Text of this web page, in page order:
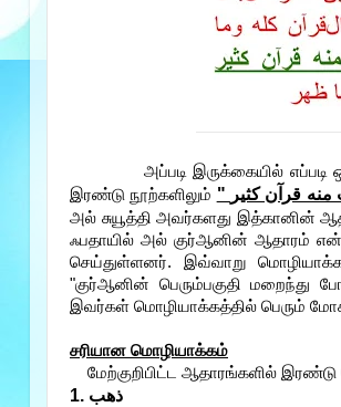
அப்படி இருக்கையில்
இரண்டு நூற்களிலும்
அல் சுயூத்தி அவர்களது இத்கானின்
ஃபதாயில் அல் குர்ஆனின் ஆதாரம் என்று
செய்துள்ளனர். இவ்வாறு
"குர்ஆனின் பெரும்பகுதி மறைந்து
இவர்கள் மொழியாக்கத்தில் பெரும்
சரியான மொழியாக்கம்
மேற்குறிபிட்ட ஆதாரங்களில்
1. ذهب